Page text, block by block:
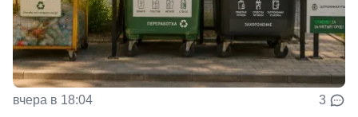
вчера в 18:04 3